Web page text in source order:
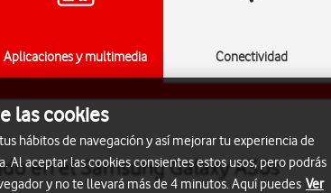
Aplicaciones y multimedia Conectividad
en el Samsung Galaxy A30s
las cookies
hábitos de navegación y así mejorar tu experiencia de
aceptar las cookies consientes estos usos, pero podrás
y no te llevará más de 4 minutos. Aquí puedes Ver